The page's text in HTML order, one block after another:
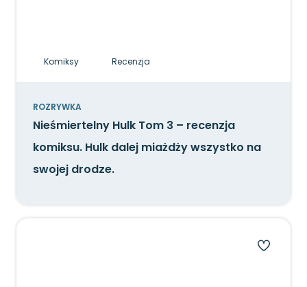
Komiksy Recenzja
ROZRYWKA
Nieśmiertelny Hulk Tom 3 – recenzja
komiksu. Hulk dalej miażdży wszystko na
swojej drodze.